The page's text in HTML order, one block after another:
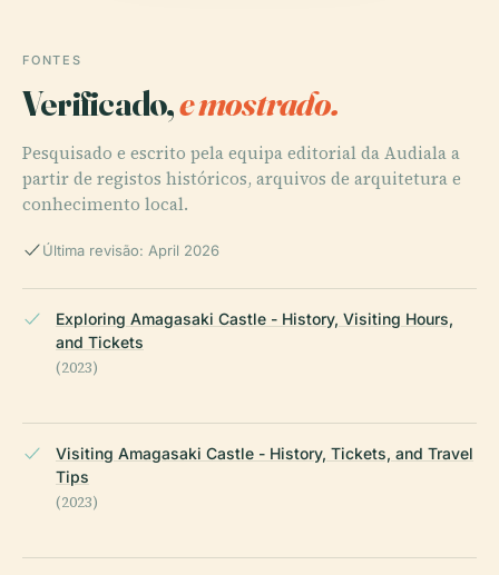
FONTES
Verificado,e mostrado.
Pesquisado e escrito pela equipa editorial da Audiala a
partir de registos históricos, arquivos de arquitetura e
conhecimento local.
Última revisão: April 2026
Exploring Amagasaki Castle - History, Visiting Hours,
and Tickets
(2023)
Visiting Amagasaki Castle - History, Tickets, and Travel
Tips
(2023)